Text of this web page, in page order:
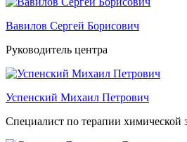
Вавилов Сергей Борисович
Руководитель центра
Успенский Михаил Петрович
Специалист по терапии химической